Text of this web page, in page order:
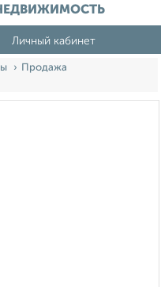
Личный кабинет
Продажа